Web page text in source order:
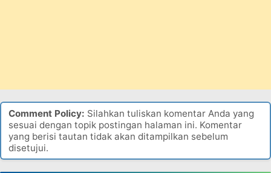
Comment Policy: Silahkan tuliskan komentar Anda yang
sesuai dengan topik postingan halaman ini. Komentar
yang berisi tautan tidak akan ditampilkan sebelum
disetujui.